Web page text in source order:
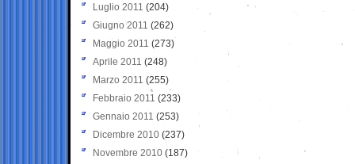
Luglio 2011 (204)
Giugno 2011 (262)
Maggio 2011 (273)
Aprile 2011 (248)
Marzo 2011 (255)
Febbraio 2011 (233)
Gennaio 2011 (253)
Dicembre 2010 (237)
Novembre 2010 (187)